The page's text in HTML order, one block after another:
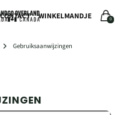
CONTACT WINKELMANDJE 0
Gebruiksaanwijzingen